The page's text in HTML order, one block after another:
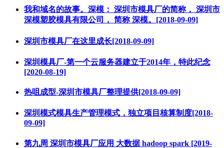
我和域名的故事。深模： 深圳市模具厂的简称， 深圳市
深模塑胶模具有限公司， 简称 深模。[2018-09-09]
深圳市模具厂在这里成长[2018-09-09]
深圳模具厂-第一个云服务器建立于2014年，特此纪念
[2020-08-19]
热咀成型-深圳市模具厂整理提供[2018-09-09]
深圳模式模具生产管理模式，独立项目核算制度[2018-
09-09]
第九周 深圳市模具厂应用 大数据 hadoop spark [2019-